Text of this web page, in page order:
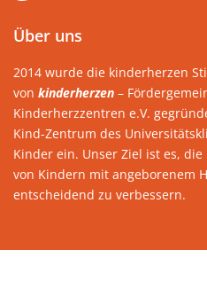
Über uns
2014 wurde die kinderherzen
von kinderherzen –
Kinderherzzentren e.V.
Kind-Zentrum des
Kinder ein. Unser Ziel ist es,
von Kindern mit angeborenem
entscheidend zu verbessern.